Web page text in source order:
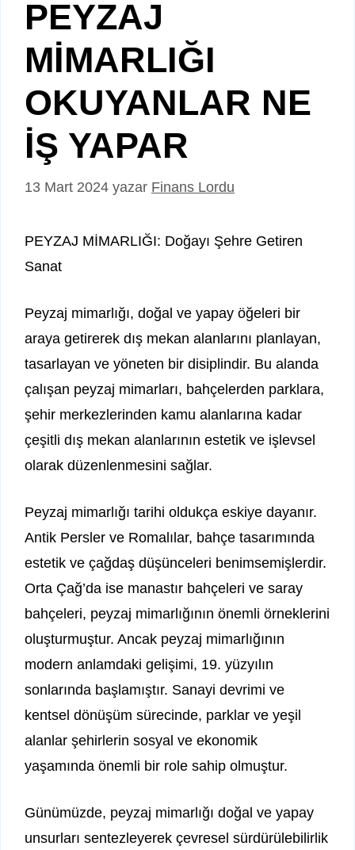
PEYZAJ
MİMARLIĞI
OKUYANLAR NE
İŞ YAPAR
13 Mart 2024 yazar Finans Lordu
PEYZAJ MİMARLIĞI: Doğayı Şehre Getiren
Sanat
Peyzaj mimarlığı, doğal ve yapay öğeleri bir
araya getirerek dış mekan alanlarını planlayan,
tasarlayan ve yöneten bir disiplindir. Bu alanda
çalışan peyzaj mimarları, bahçelerden parklara,
şehir merkezlerinden kamu alanlarına kadar
çeşitli dış mekan alanlarının estetik ve işlevsel
olarak düzenlenmesini sağlar.
Peyzaj mimarlığı tarihi oldukça eskiye dayanır.
Antik Persler ve Romalılar, bahçe tasarımında
estetik ve çağdaş düşünceleri benimsemişlerdir.
Orta Çağ’da ise manastır bahçeleri ve saray
bahçeleri, peyzaj mimarlığının önemli örneklerini
oluşturmuştur. Ancak peyzaj mimarlığının
modern anlamdaki gelişimi, 19. yüzyılın
sonlarında başlamıştır. Sanayi devrimi ve
kentsel dönüşüm sürecinde, parklar ve yeşil
alanlar şehirlerin sosyal ve ekonomik
yaşamında önemli bir role sahip olmuştur.
Günümüzde, peyzaj mimarlığı doğal ve yapay
unsurları sentezleyerek çevresel sürdürülebilirlik